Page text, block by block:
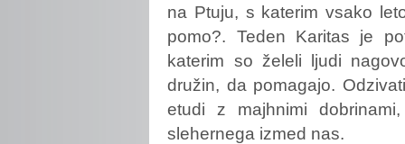
na Ptuju, s katerim vsako
pomo?. Teden Karitas je
katerim so želeli ljudi
družin, da pomagajo.
etudi z majhnimi
slehernega izmed nas.